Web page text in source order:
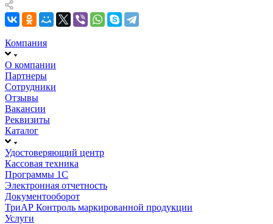
Компания
О компании
Партнеры
Сотрудники
Отзывы
Вакансии
Реквизиты
Каталог
Удостоверяющий центр
Кассовая техника
Программы 1С
Электронная отчетность
Документооборот
ТриАР Контроль маркированной продукции
Услуги